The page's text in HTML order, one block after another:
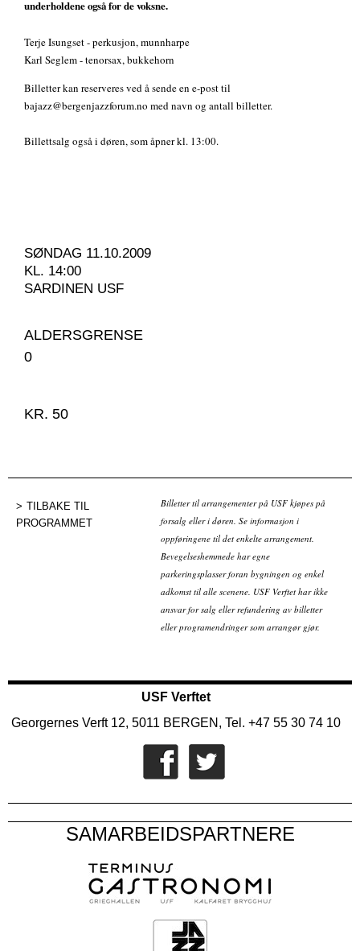
underholdene også for de voksne.
Terje Isungset - perkusjon, munnharpe
Karl Seglem - tenorsax, bukkehorn
Billetter kan reserveres ved å sende en e-post til
bajazz@bergenjazzforum.no med navn og antall billetter.
Billettsalg også i døren, som åpner kl. 13:00.
SØNDAG 11.10.2009
KL. 14:00
SARDINEN USF
ALDERSGRENSE
0
KR. 50
TILBAKE TIL
PROGRAMMET
Billetter til arrangementer på USF kjøpes på
forsalg eller i døren. Se informasjon i
oppføringene til det enkelte arrangement.
Bevegelseshemmede har egne
parkeringsplasser foran bygningen og enkel
adkomst til alle scenene. USF Verftet har ikke
ansvar for salg eller refundering av billetter
eller programendringer som arrangør gjør.
USF Verftet
Georgernes Verft 12, 5011 BERGEN, Tel. +47 55 30 74 10
SAMARBEIDSPARTNERE